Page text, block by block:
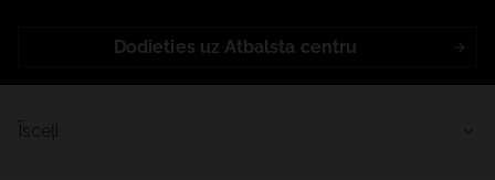
Dodieties uz Atbalsta centru